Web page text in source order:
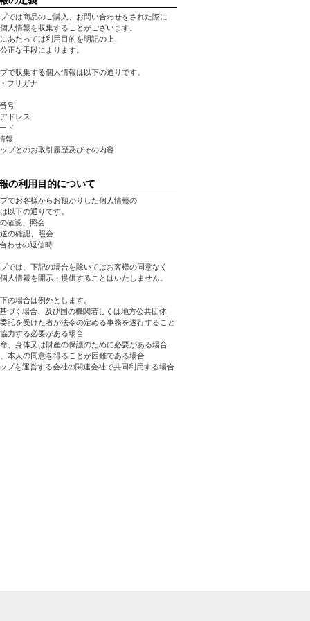
では商品のご購入、お問い合わせをされた際に
人情報を収集することがございます。
あたっては利用目的を明記の上、
正な手段によります。
で収集する個人情報は以下の通りです。
フリガナ
号
ドレス
ド
報
プとのお取引履歴及びその内容
の利用目的について
でお客様からお預かりした個人情報の
以下の通りです。
確認、照会
の確認、照会
わせの返信時
では、下記の場合を除いてはお客様の同意なく
人情報を開示・提供することはいたしません。
の場合は例外とします。
づく場合、及び国の機関若しくは地方公共団体
託を受けた者が法令の定める事務を遂行すること
力する必要がある場合
、身体又は財産の保護のために必要がある場合
本人の同意を得ることが困難である場合
プを運営する会社の関連会社で共同利用する場合